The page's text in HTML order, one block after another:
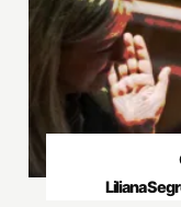
Liliana